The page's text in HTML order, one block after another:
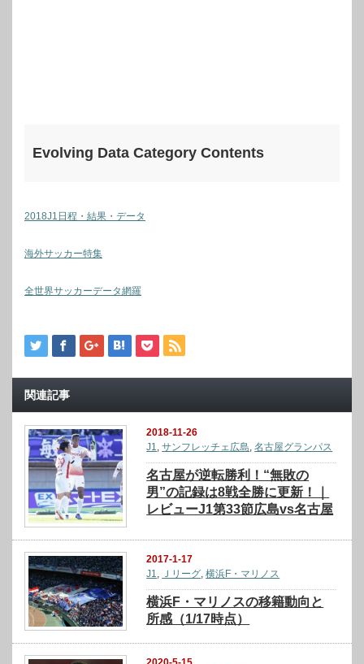
Evolving Data Category Contents
2018J1日程・結果・データ
海外サッカー特集
全世界サッカーデータ網羅
関連記事
2018-11-26
J1
,サンフレッチェ広島 ,名古屋グランパス
名古屋が逆転勝利！“無敗の
男”の記録は8戦全勝に更新！｜
レビューJ1第33節広島vs名古屋
2017-1-17
J1, Ｊリーグ,横浜F・マリノス
横浜F・マリノスの移籍動向と
所感（1/17時点）